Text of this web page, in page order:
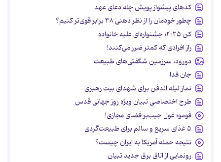
کدهای پیشواز پویش چله دعای عهد
چطور خودمان را از نظر ذهنی ۳۸ برابر قوی‌تر کنیم؟
کن ۲۰۲۵؛ جشنواره‌ای علیه خانواده
راز افرادی که کمتر ضرر می‌کنند!
دورود، سرزمین شگفتی‌های طبیعت
جان فدا
نماز لیله الدفن برای شهدای بیت رهبری
طرح اختصاصی تبیان ویژه روز جهانی قدس
فومو؛ غول جیب‌بر فضای مجازی!
۵ غذای سریع و سالم برای طبیعت‌گردی
نتیجه حمله آمریکا به ایران چیست؟
رونمایی از اتاق برق جدید تبیان